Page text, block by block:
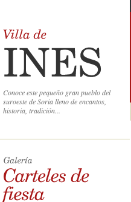
Conoce este pequeño gran pueblo del
suroeste de Soria lleno de encantos,
historia, tradición...